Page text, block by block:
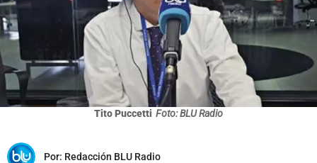
Tito Puccetti Foto: BLU Radio
Por: Redacción BLU Radio